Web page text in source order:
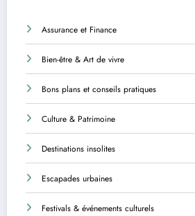
Assurance et Finance
Bien-être & Art de vivre
Bons plans et conseils pratiques
Culture & Patrimoine
Destinations insolites
Escapades urbaines
Festivals & événements culturels